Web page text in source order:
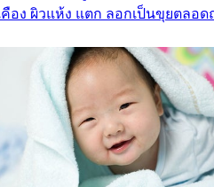
คือง ผิวแห้ง แตก ลอกเป็นขุยตลอด